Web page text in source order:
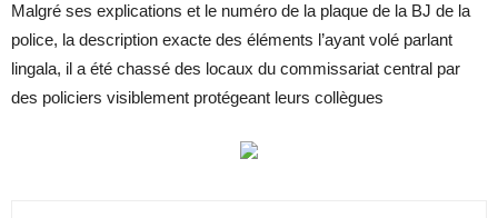
Malgré ses explications et le numéro de la plaque de la BJ de la
police, la description exacte des éléments l’ayant volé parlant
lingala, il a été chassé des locaux du commissariat central par
des policiers visiblement protégeant leurs collègues